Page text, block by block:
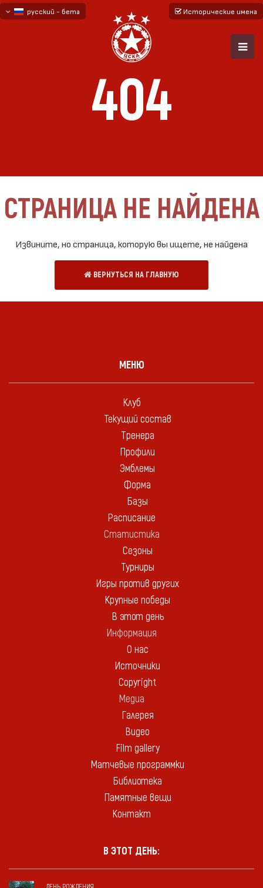
русский - бета
Исторические имена
404
СТРАНИЦА НЕ НАЙДЕНА
Извините, но страница, которую вы ищете, не найдена
ВЕРНУТЬСЯ НА ГЛАВНУЮ
МЕНЮ
Клуб
Текущий состав
Тренера
Профили
Эмблемы
Форма
Базы
Расписание
Статистика
Сезоны
Турниры
Игры против других
Крупные победы
В этот день
Информация
О нас
Источники
Copyright
Медиа
Галерея
Видео
Film gallery
Матчевые программки
Библиотека
Памятные вещи
Контакт
В ЭТОТ ДЕНЬ: